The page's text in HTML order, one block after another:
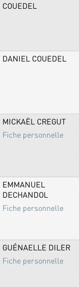
COUEDEL
DANIEL COUEDEL
MICKAËL CREGUT
Fiche personnelle
EMMANUEL
DECHANDOL
Fiche personnelle
GUÉNAELLE DILER
Fiche personnelle